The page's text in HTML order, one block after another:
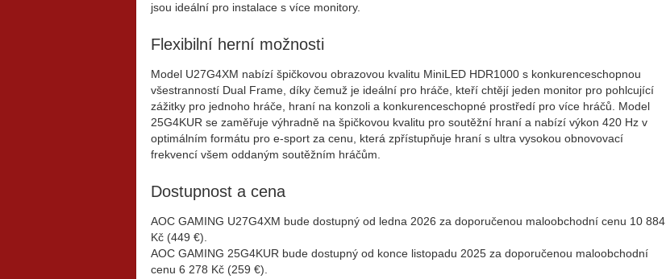
jsou ideální pro instalace s více monitory.
Flexibilní herní možnosti
Model U27G4XM nabízí špičkovou obrazovou kvalitu MiniLED HDR1000 s konkurenceschopnou
všestranností Dual Frame, díky čemuž je ideální pro hráče, kteří chtějí jeden monitor pro pohlcující
zážitky pro jednoho hráče, hraní na konzoli a konkurenceschopné prostředí pro více hráčů. Model
25G4KUR se zaměřuje výhradně na špičkovou kvalitu pro soutěžní hraní a nabízí výkon 420 Hz v
optimálním formátu pro e-sport za cenu, která zpřístupňuje hraní s ultra vysokou obnovovací
frekvencí všem oddaným soutěžním hráčům.
Dostupnost a cena
AOC GAMING U27G4XM bude dostupný od ledna 2026 za doporučenou maloobchodní cenu 10 884
Kč (449 €).
AOC GAMING 25G4KUR bude dostupný od konce listopadu 2025 za doporučenou maloobchodní
cenu 6 278 Kč (259 €).